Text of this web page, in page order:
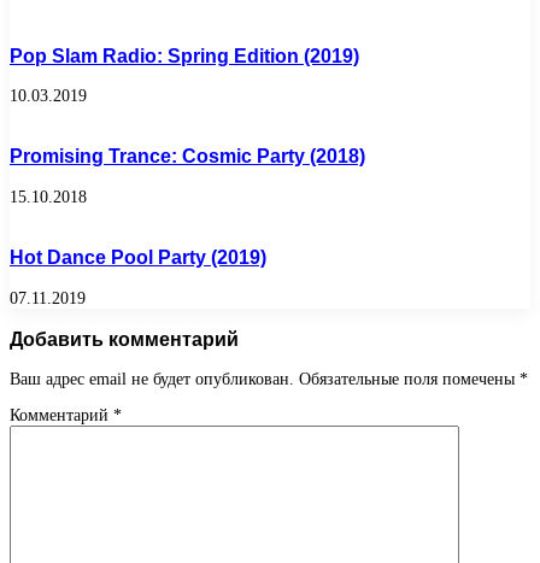
Pop Slam Radio: Spring Edition (2019)
10.03.2019
Promising Trance: Cosmic Party (2018)
15.10.2018
Hot Dance Pool Party (2019)
07.11.2019
Добавить комментарий
Ваш адрес email не будет опубликован. Обязательные поля помечены *
Комментарий *